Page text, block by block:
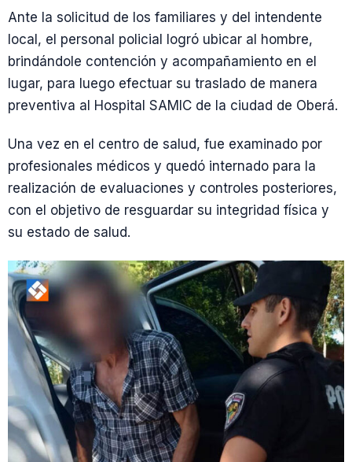
Ante la solicitud de los familiares y del intendente
local, el personal policial logró ubicar al hombre,
brindándole contención y acompañamiento en el
lugar, para luego efectuar su traslado de manera
preventiva al Hospital SAMIC de la ciudad de Oberá.
Una vez en el centro de salud, fue examinado por
profesionales médicos y quedó internado para la
realización de evaluaciones y controles posteriores,
con el objetivo de resguardar su integridad física y
su estado de salud.